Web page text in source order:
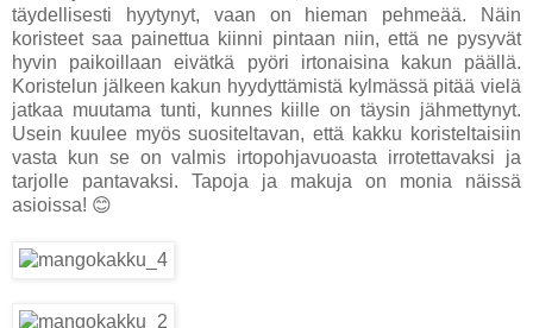
täydellisesti hyytynyt, vaan on hieman pehmeää. Näin
koristeet saa painettua kiinni pintaan niin, että ne pysyvät
hyvin paikoillaan eivätkä pyöri irtonaisina kakun päällä.
Koristelun jälkeen kakun hyydyttämistä kylmässä pitää vielä
jatkaa muutama tunti, kunnes kiille on täysin jähmettynyt.
Usein kuulee myös suositeltavan, että kakku koristeltaisiin
vasta kun se on valmis irtopohjavuoasta irrotettavaksi ja
tarjolle pantavaksi. Tapoja ja makuja on monia näissä
asioissa! 😊